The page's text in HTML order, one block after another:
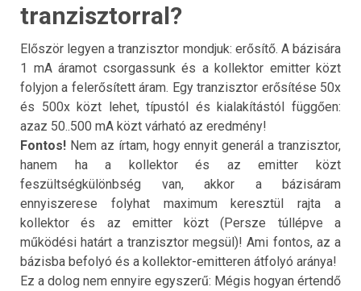
tranzisztorral?
Először legyen a tranzisztor mondjuk: erősítő. A bázisára
1 mA áramot csorgassunk és a kollektor emitter közt
folyjon a felerősített áram. Egy tranzisztor erősítése 50x
és 500x közt lehet, típustól és kialakítástól függően:
azaz 50..500 mA közt várható az eredmény!
Fontos! Nem az írtam, hogy ennyit generál a tranzisztor,
hanem ha a kollektor és az emitter közt
feszültségkülönbség van, akkor a bázisáram
ennyiszerese folyhat maximum keresztül rajta a
kollektor és az emitter közt (Persze túllépve a
működési határt a tranzisztor megsül)! Ami fontos, az a
bázisba befolyó és a kollektor-emitteren átfolyó aránya!
Ez a dolog nem ennyire egyszerű: Mégis hogyan értendő